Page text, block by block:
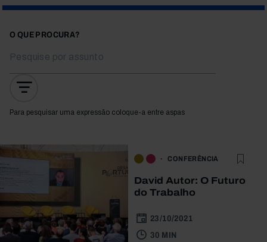
O QUE PROCURA?
Para pesquisar uma expressão coloque-a entre aspas
CONFERÊNCIA
David Autor: O Futuro
do Trabalho
23/10/2021
30 MIN